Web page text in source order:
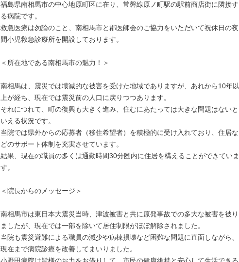
福島県南相馬市の中心地原町区に在り、常磐線原ノ町駅の駅前商店街に隣接す
る病院です。
救急医療は勿論のこと、南相馬市と郡医師会のご協力をいただいて祝休日の夜
間小児救急診療所を開設しております。
＜所在地である南相馬市の魅力！＞
南相馬は、震災では壊滅的な被害を受けた地域でありますが、あれから10年以
上が経ち、現在では震災前の人口に戻りつつあります。
それにつれて、町の復興も大きく進み、住むにあたっては大きな問題はないと
いえる状況です。
当院では県外からの応募者（移住希望者）を積極的に受け入れており、住居な
どのサポート体制を充実させています。
結果、現在の職員の多くは通勤時間30分圏内に住居を構えることができていま
す。
＜院長からのメッセージ＞
南相馬市は東日本大震災当時、津波被害と共に原発事故での多大な被害を被り
ましたが、現在では一部を除いて居住制限がほぼ解除されました。
当院も震災避難による職員の減少や病棟損壊など困難な問題に直面しながら、
現在まで病院診療を改善してまいりました。